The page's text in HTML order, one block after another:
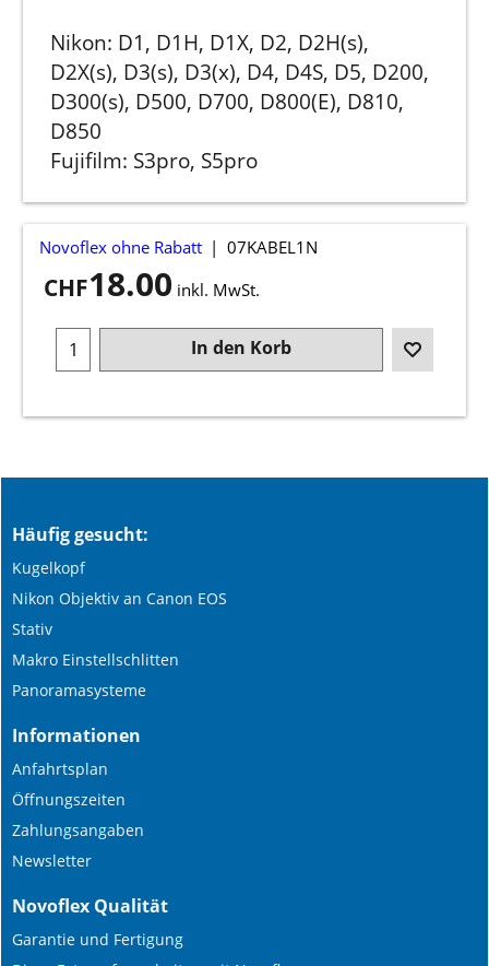
Nikon: D1, D1H, D1X, D2, D2H(s),
D2X(s), D3(s), D3(x), D4, D4S, D5, D200,
D300(s), D500, D700, D800(E), D810,
D850
Fujifilm: S3pro, S5pro
Novoflex ohne Rabatt 07KABEL1N
CHF18.00 inkl. MwSt.
In den Korb
Häufig gesucht:
Kugelkopf
Nikon Objektiv an Canon EOS
Stativ
Makro Einstellschlitten
Panoramasysteme
Informationen
Anfahrtsplan
Öffnungszeiten
Zahlungsangaben
Newsletter
Novoflex Qualität
Garantie und Fertigung